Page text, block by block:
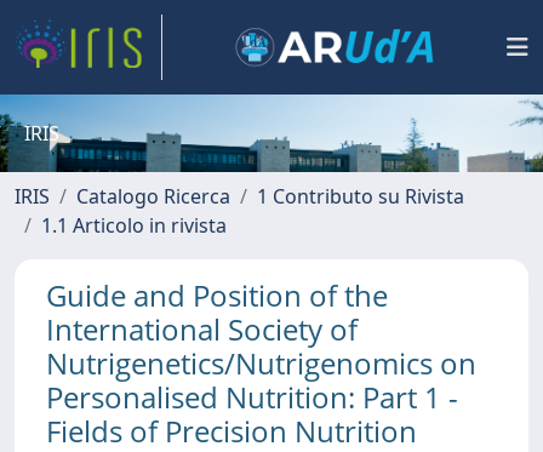
IRIS
IRIS Catalogo Ricerca
1 Contributo su Rivista
1.1 Articolo in rivista
Guide and Position of the
International Society of
Nutrigenetics/Nutrigenomics on
Personalised Nutrition: Part 1 -
Fields of Precision Nutrition